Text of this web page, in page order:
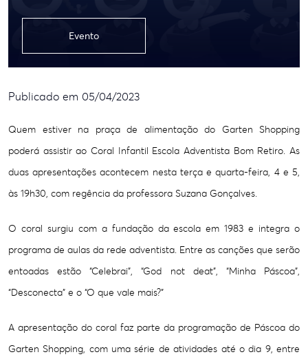
Evento
Publicado em 05/04/2023
Quem estiver na praça de alimentação do Garten Shopping
poderá assistir ao Coral Infantil Escola Adventista Bom Retiro. As
duas apresentações acontecem nesta terça e quarta-feira, 4 e 5,
às 19h30, com regência da professora Suzana Gonçalves.
O coral surgiu com a fundação da escola em 1983 e integra o
programa de aulas da rede adventista. Entre as canções que serão
entoadas estão “Celebrai”, “God not deat”, “Minha Páscoa”,
“Desconecta” e o “O que vale mais?”
A apresentação do coral faz parte da programação de Páscoa do
Garten Shopping, com uma série de atividades até o dia 9, entre